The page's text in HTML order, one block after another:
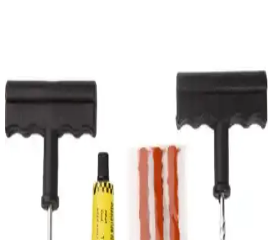
CF MOTO SR 250 ve NK 250 2023 Uyumlu
Turuncu Km Koruyucu Kılıfın Detaylı İncelemesi
CF MOTO SR 250 ve NK 250 modelleri için tasarlanmış turuncu
km koruyucu kılıf, görünürlüğü artırır, dayanıklı malzemeden
üretilmiştir, montajı kolaydır ve stokta geniş yer tutar.
Genel Markalar M.t.s Chopper Ön Sosis Çanta
İncelemesi ve Kullanıcı Yorumları
Genel Markalar M.t.s tarafından tasarlanan siyah büyük boy
chopper ön sosis çanta, dayanıklı malzemeleri ve pratik kullanımıyla
motorcuların ihtiyaçlarını karşılar, uzun yolculuklar için ideal